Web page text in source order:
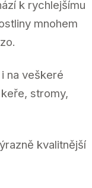
k rychlejšímu
mnohem
na veškeré
stromy,
kvalitnější